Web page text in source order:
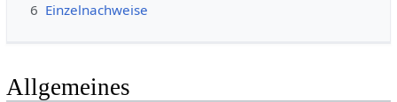
6 Einzelnachweise
Allgemeines